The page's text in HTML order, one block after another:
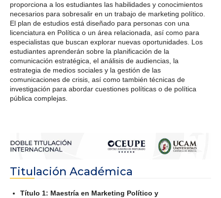
proporciona a los estudiantes las habilidades y conocimientos
necesarios para sobresalir en un trabajo de marketing político.
El plan de estudios está diseñado para personas con una
licenciatura en Política o un área relacionada, así como para
especialistas que buscan explorar nuevas oportunidades. Los
estudiantes aprenderán sobre la planificación de la
comunicación estratégica, el análisis de audiencias, la
estrategia de medios sociales y la gestión de las
comunicaciones de crisis, así como también técnicas de
investigación para abordar cuestiones políticas o de política
pública complejas.
Titulación Académica
Título 1: Maestría en Marketing Político y